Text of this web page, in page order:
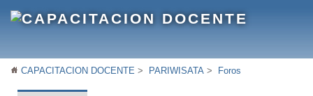
CAPACITACION DOCENTE > PARIWISATA > Foros